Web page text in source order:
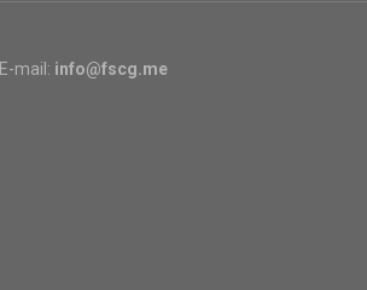
E-mail: info@fscg.me